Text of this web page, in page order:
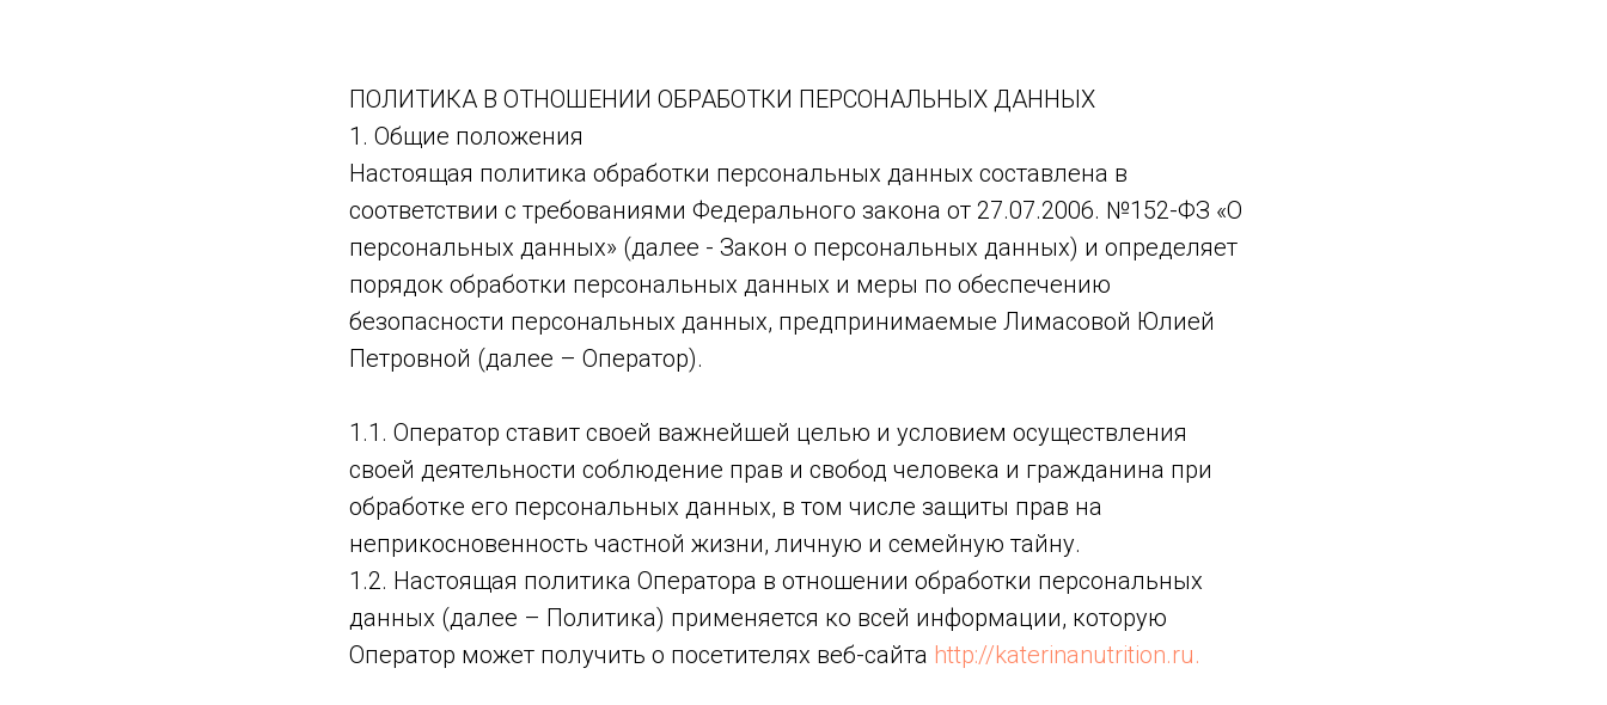
ПОЛИТИКА В ОТНОШЕНИИ ОБРАБОТКИ ПЕРСОНАЛЬНЫХ ДАННЫХ
1. Общие положения
Настоящая политика обработки персональных данных составлена в
соответствии с требованиями Федерального закона от 27.07.2006. №152-ФЗ «О
персональных данных» (далее - Закон о персональных данных) и определяет
порядок обработки персональных данных и меры по обеспечению
безопасности персональных данных, предпринимаемые Лимасовой Юлией
Петровной (далее – Оператор).
1.1. Оператор ставит своей важнейшей целью и условием осуществления
своей деятельности соблюдение прав и свобод человека и гражданина при
обработке его персональных данных, в том числе защиты прав на
неприкосновенность частной жизни, личную и семейную тайну.
1.2. Настоящая политика Оператора в отношении обработки персональных
данных (далее – Политика) применяется ко всей информации, которую
Оператор может получить о посетителях веб-сайта http://katerinanutrition.ru.